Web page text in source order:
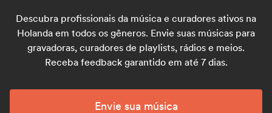
Descubra profissionais da música e curadores ativos na
Holanda em todos os gêneros. Envie suas músicas para
gravadoras, curadores de playlists, rádios e meios.
Receba feedback garantido em até 7 dias.
Envie sua música